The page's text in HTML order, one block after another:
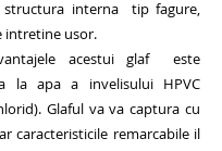
interna tip fagure,
intretine usor.
acestui glaf este
la apa a invelisului HPVC
Glaful va va captura cu
caracteristicile remarcabile il